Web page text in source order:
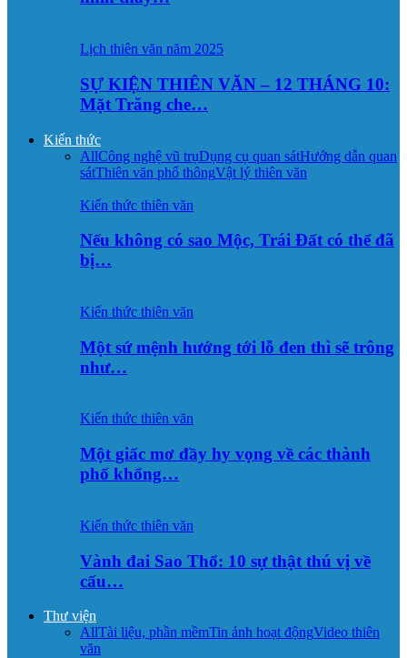
Lịch thiên văn năm 2025
SỰ KIỆN THIÊN VĂN – 12 THÁNG 10:
Mặt Trăng che…
Kiến thức
AllCông nghệ vũ trụDụng cụ quan sátHướng dẫn quan
sátThiên văn phổ thôngVật lý thiên văn
Kiến thức thiên văn
Nếu không có sao Mộc, Trái Đất có thể đã
bị…
Kiến thức thiên văn
Một sứ mệnh hướng tới lỗ đen thì sẽ trông
như…
Kiến thức thiên văn
Một giấc mơ đầy hy vọng về các thành
phố khổng…
Kiến thức thiên văn
Vành đai Sao Thổ: 10 sự thật thú vị về
cấu…
Thư viện
AllTài liệu, phần mềmTin ảnh hoạt độngVideo thiên
văn